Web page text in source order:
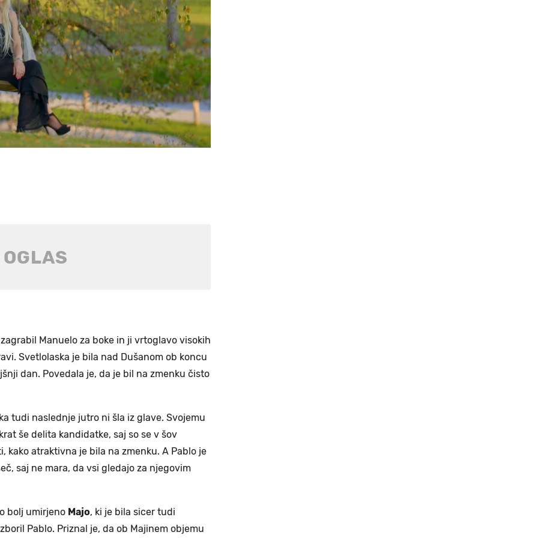
Manuelo za boke in ji vrtoglavo visokih
Svetlolaska je bila nad Dušanom ob koncu
dan. Povedala je, da je bil na zmenku čisto
tudi naslednje jutro ni šla iz glave. Svojemu
še delita kandidatke, saj so se v šov
kako atraktivna je bila na zmenku. A Pablo je
saj ne mara, da vsi gledajo za njegovim
bolj umirjeno Majo, ki je bila sicer tudi
Pablo. Priznal je, da ob Majinem objemu